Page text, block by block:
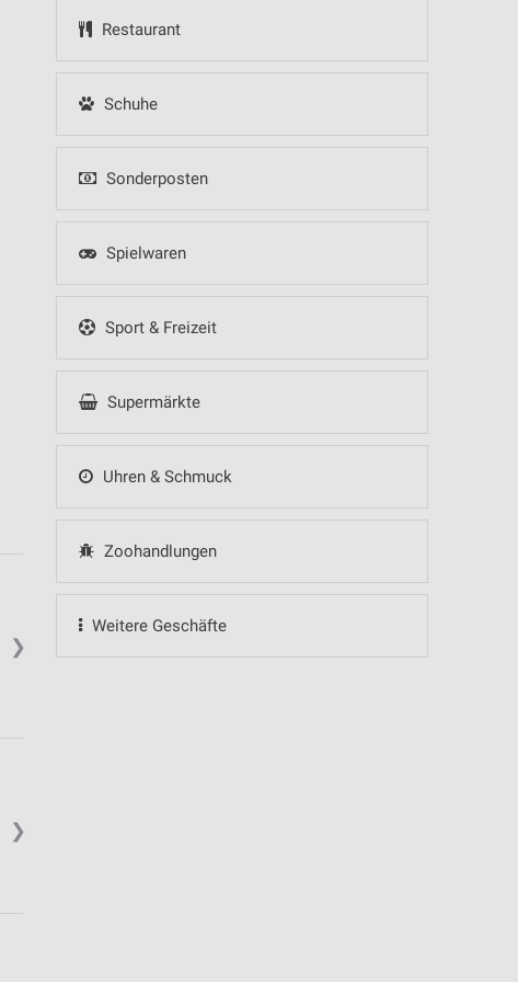
Restaurant
Schuhe
Sonderposten
Spielwaren
Sport & Freizeit
Supermärkte
Uhren & Schmuck
Zoohandlungen
Weitere Geschäfte
❯
❯